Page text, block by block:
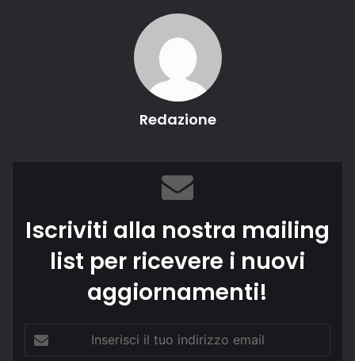
Redazione
Iscriviti alla nostra mailing
list per ricevere i nuovi
aggiornamenti!